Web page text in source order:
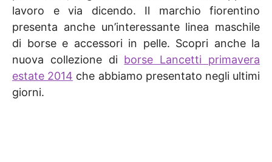
lavoro e via dicendo. Il marchio fiorentino
presenta anche un’interessante linea maschile
di borse e accessori in pelle. Scopri anche la
nuova collezione di borse Lancetti primavera
estate 2014 che abbiamo presentato negli ultimi
giorni.